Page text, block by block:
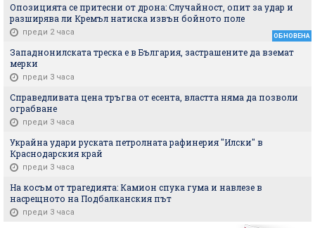
Опозицията се притесни от дрона: Случайност, опит за удар и
разширява ли Кремъл натиска извън бойното поле
преди 2 часа ОБНОВЕНА
Западнонилската треска е в България, застрашените да вземат
мерки
преди 3 часа
Справедливата цена тръгва от есента, властта няма да позволи
ограбване
преди 3 часа
Украйна удари руската петролната рафинерия "Илски" в
Краснодарския край
преди 3 часа
На косъм от трагедията: Камион спука гума и навлезе в
насрещното на Подбалканския път
преди 3 часа